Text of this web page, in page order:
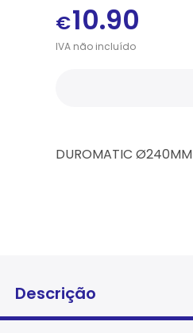
€10.90
IVAnãoincluído
DUROMATIC Ø240MM
Descrição